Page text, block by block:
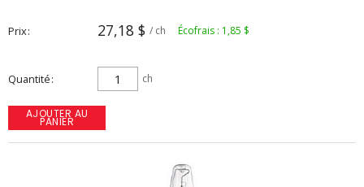
Prix 27,18 $ / ch Écofrais : 1,85 $
Quantité ch
AJOUTER AU
PANIER